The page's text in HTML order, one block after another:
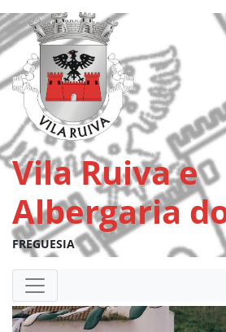
Vila Ruiva e
Albergaria
FREGUESIA